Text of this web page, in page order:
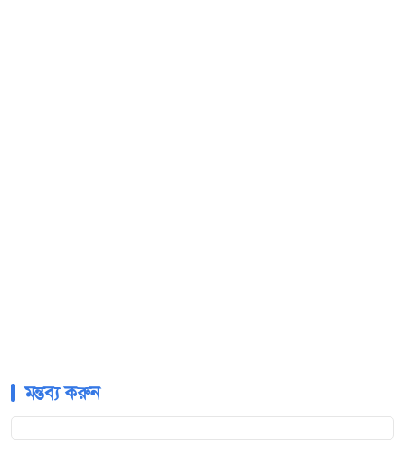
মন্তব্য করুন